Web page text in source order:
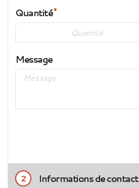
Quantité
Message
2 Informations de contact